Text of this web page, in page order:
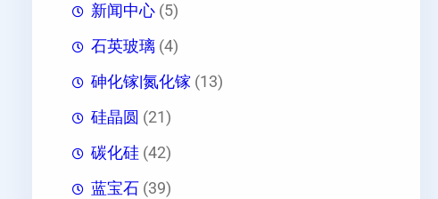
新闻中心 (5)
石英玻璃 (4)
砷化镓|氮化镓 (13)
硅晶圆 (21)
碳化硅 (42)
蓝宝石 (39)